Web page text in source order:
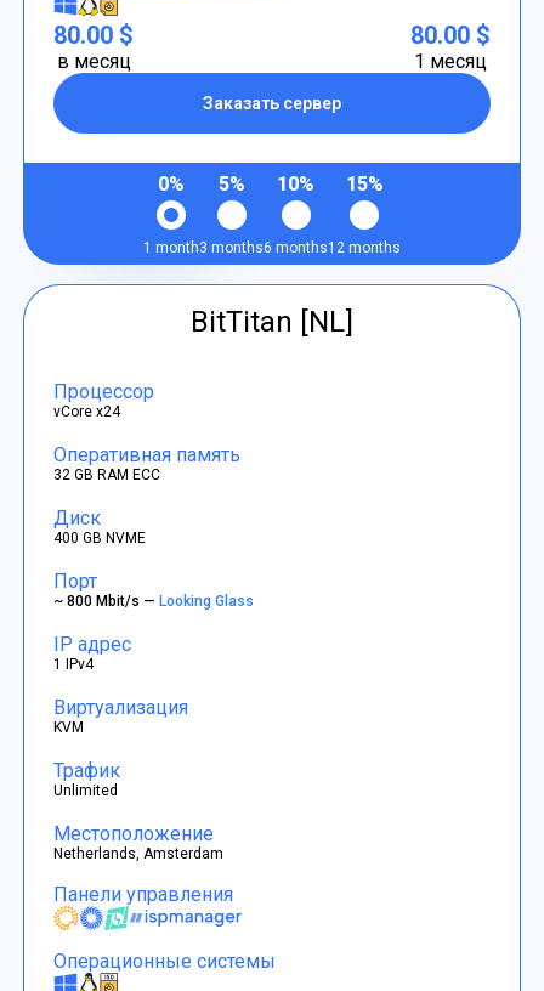
80.00 $
в месяц
Заказать сервер
80.00 $
1 месяц
0%
1 month
5%
3 months
10%
6 months
15%
12 months
BitTitan [NL]
Процессор
vCore x24
Оперативная память
32 GB RAM ECC
Диск
400 GB NVME
Порт
~ 800 Mbit/s —Looking Glass
IP адрес
1 IPv4
Виртуализация
KVM
Трафик
Unlimited
Местоположение
Netherlands, Amsterdam
Панели управления
Операционные системы